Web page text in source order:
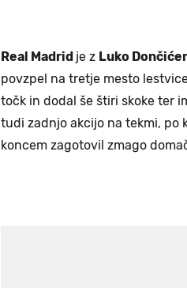
Real Madrid je z Luko
povzpel na tretje mesto
točk in dodal še štiri skoke ter
tudi zadnjo akcijo na tekmi, po
koncem zagotovil zmago